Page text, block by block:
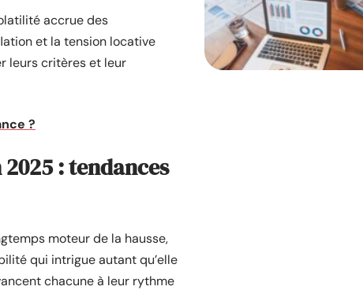
accrue des
et la tension locative
leurs critères et leur
?
: tendances
moteur de la hausse,
qui intrigue autant qu’elle
chacune à leur rythme